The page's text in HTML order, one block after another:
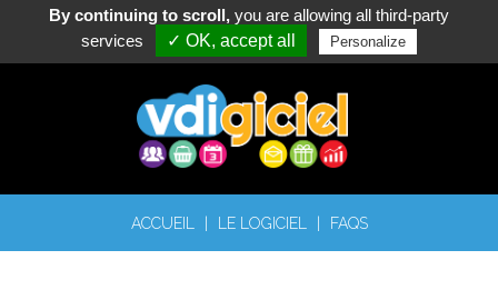
ACCUEIL | LE LOGICIEL | FAQS
By continuing to scroll,you are allowing all third-party
services
✓ OK, accept all Personalize